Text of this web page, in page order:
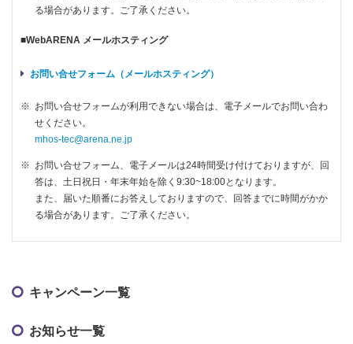
る場合があります。ご了承ください。
■WebARENA メールホスティング
お問い合せフォーム（メールホスティング）
※ お問い合せフォームが利用できない場合は、電子メールでお問い合わ
せください。
mhos-tec@arena.ne.jp
※ お問い合せフォーム、電子メールは24時間受け付けておりますが、回
答は、土日祝日・年末年始を除く9:30~18:00となります。
また、届いた順番にお答えしておりますので、回答までに時間がかか
る場合があります。ご了承ください。
キャンペーン一覧
お知らせ一覧